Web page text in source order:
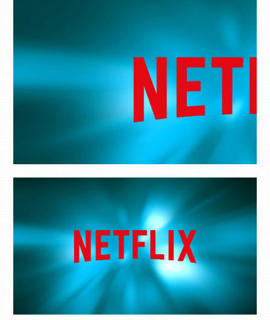
5 meilleurs films à suspense de science-fiction sur Netflix à diffuser dès maintenant, dont l'un des films
les plus sous-estimés de Matt Damon
Copier le lien Facebook X Reddit E-mail Partagez cet article 0 Rejoignez la conversation
Suivez-nous Ajoutez-nous comme source préférée sur Google Bulletin Abonnez-vous à
notre newsletter La science-fiction a toujours été l’un de mes ...